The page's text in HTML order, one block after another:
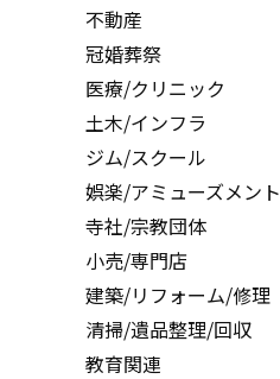
不動産
冠婚葬祭
医療/クリニック
土木/インフラ
ジム/スクール
娯楽/アミューズメント
寺社/宗教団体
小売/専門店
建築/リフォーム/修理
清掃/遺品整理/回収
教育関連